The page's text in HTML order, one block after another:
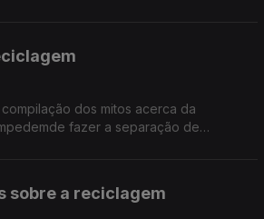
dos mitos acerca da
fazer a separação de
sobre a reciclagem